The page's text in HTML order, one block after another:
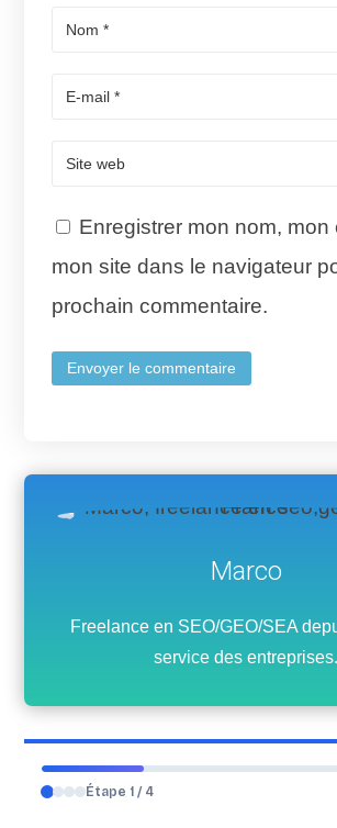
Enregistrer mon nom, mon
mon site dans le navigateur
prochain commentaire.
Envoyer le commentaire
Marco
Freelance en SEO/GEO/SEA
service des entreprises.
Étape 1 / 4